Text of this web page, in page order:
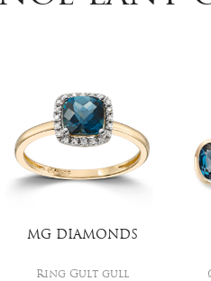
MG DIAMONDS
Ring Gult gull